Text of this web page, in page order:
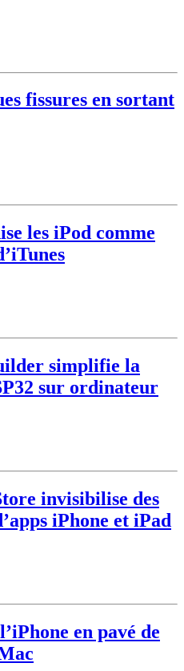
fissures en sortant
les iPod comme
simplifie la
sur ordinateur
invisibilise des
iPhone et iPad
en pavé de